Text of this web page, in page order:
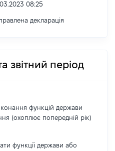
08:25
декларація
звітний період
функцій держави
(охоплює попередній рік)
функції держави або